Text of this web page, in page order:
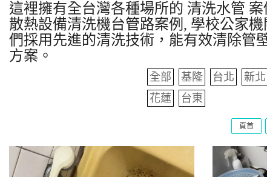
這裡擁有全台灣各種場所的 清洗水管
散熱設備清洗機台管路案例, 學校公家
們採用先進的清洗技術，能有效清除管
方案。
全部 基隆 台北 新北
花蓮
台東
頁首